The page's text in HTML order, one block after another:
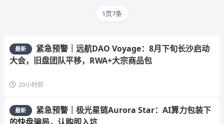
1页7条
最新
紧急预警｜远航DAO Voyage：8月下旬长沙启动
大会，旧盘团队平移，RWA+大宗商品包
20小时前
最新
紧急预警｜极光星链Aurora Star：AI算力包装下